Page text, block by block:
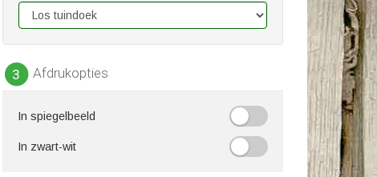
3 Afdrukopties
In spiegelbeeld
In zwart-wit